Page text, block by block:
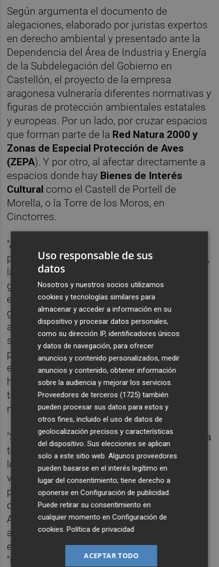
Según argumenta el documento de
alegaciones, elaborado por juristas expertos
en derecho ambiental y presentado ante la
Dependencia del Área de Industria y Energía
de la Subdelegación del Gobierno en
Castellón, el proyecto de la empresa
aragonesa vulneraría diferentes normativas y
figuras de protección ambientales estatales
y europeas. Por un lado, por cruzar espacios
que forman parte de la Red Natura 2000 y
Zonas de Especial Protección de Aves
(ZEPA). Y por otro, al afectar directamente a
espacios donde hay Bienes de Interés
Cultural como el Castell de Portell de
Morella, o la Torre de los Moros, en
Cinctorres.
"Además del impacto sobre el paisaje, el
patrimonio y los ecosistemas de la comarca,
la línea de Muy Alta Tensión podría tener
graves repercusiones sobre la economía,
especialmente en el sector agrícola,
ganadero y turístico de los términos
afectados", explican en este sentido. Eso,
subrayan, vulneraría el principio de
precaución marcado por el Consejo Europa
en materia de salud, que recomienda no
hacer pasar esta infraestructura de
transporte a menos de 800 metros de
núcleos habitados.
"Se considera que el proyecto de línea de alta
tensión se ubicaría de forma muy cercana" a
los municipio y a "viviendas habituales de
vecinos y vecinas", así como a una escuela
pública -a menos de un kilómetro- y a zonas
de esparcimiento para los vecinos.
Asimismo, las alegaciones insisten en su
afección "directa" sobre "corredores
ecológicos y territoriales", así como su
"impacto grave sobre la biodiversidad,
Uso responsable de sus
datos
Nosotros y nuestros socios utilizamos
cookies y tecnologías similares para
almacenar y acceder a información en su
dispositivo y procesar datos personales,
como su dirección IP, identificadores únicos
y datos de navegación, para ofrecer
anuncios y contenido personalizados, medir
anuncios y contenido, obtener información
sobre la audiencia y mejorar los servicios.
Proveedores de terceros (1725) también
pueden procesar sus datos para estos y
otros fines, incluido el uso de datos de
geolocalización precisos y características
del dispositivo. Sus elecciones se aplican
solo a este sitio web. Algunos proveedores
pueden basarse en el interés legítimo en
lugar del consentimiento; tiene derecho a
oponerse enConfiguración de publicidad.
Puede retirar su consentimiento en
cualquier momento enConfiguración de
cookies.Política de privacidad
ACEPTAR TODO